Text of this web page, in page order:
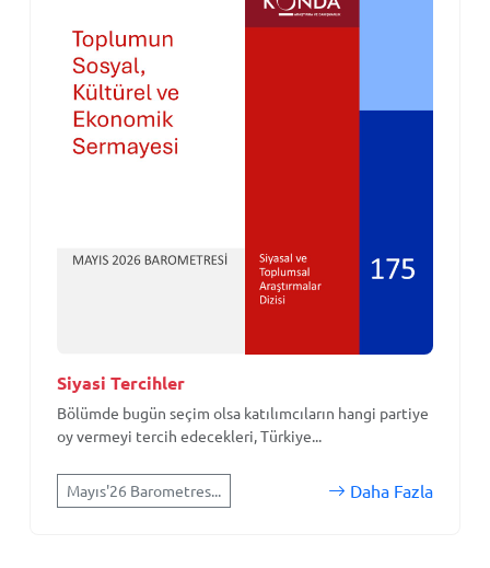
Siyasi Tercihler
Bölümde bugün seçim olsa katılımcıların hangi partiye
oy vermeyi tercih edecekleri, Türkiye...
Mayıs'26 Barometres... Daha Fazla